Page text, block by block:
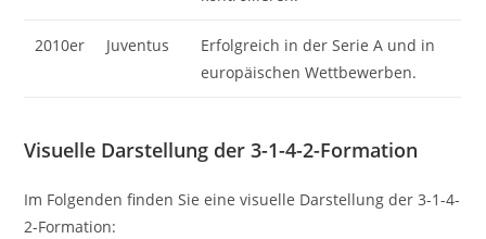
2010er Juventus
Erfolgreich in der Serie A und in
europäischen Wettbewerben.
Visuelle Darstellung der 3-1-4-2-Formation
Im Folgenden finden Sie eine visuelle Darstellung der 3-1-4-
2-Formation: